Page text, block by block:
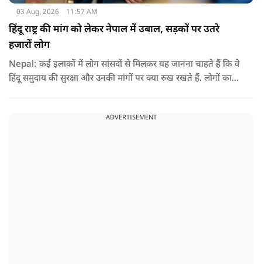
03 Aug, 2026 11:57 AM
हिंदू राष्ट्र की मांग को लेकर नेपाल में उबाल, सड़कों पर उतरे
हजारों लोग
Nepal: कई इलाकों में लोग सांसदों से मिलकर यह जानना चाहते हैं कि वे
हिंदू समुदाय की सुरक्षा और उनकी मांगों पर क्या रुख रखते हैं. लोगों का
बात रखें और संसद में भी उनकी आवाज उठाएं.
ADVERTISEMENT